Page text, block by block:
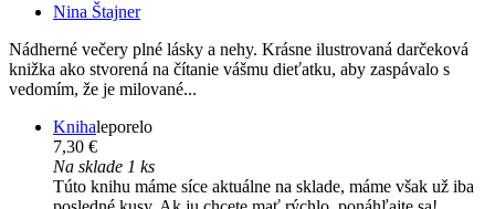
Nina Štajner
Nádherné večery plné lásky a nehy. Krásne ilustrovaná darčeková
knižka ako stvorená na čítanie vášmu dieťatku, aby zaspávalo s
vedomím, že je milované...
Knihaleporelo
7,30 €
Na sklade 1 ks
Túto knihu máme síce aktuálne na sklade, máme však už iba